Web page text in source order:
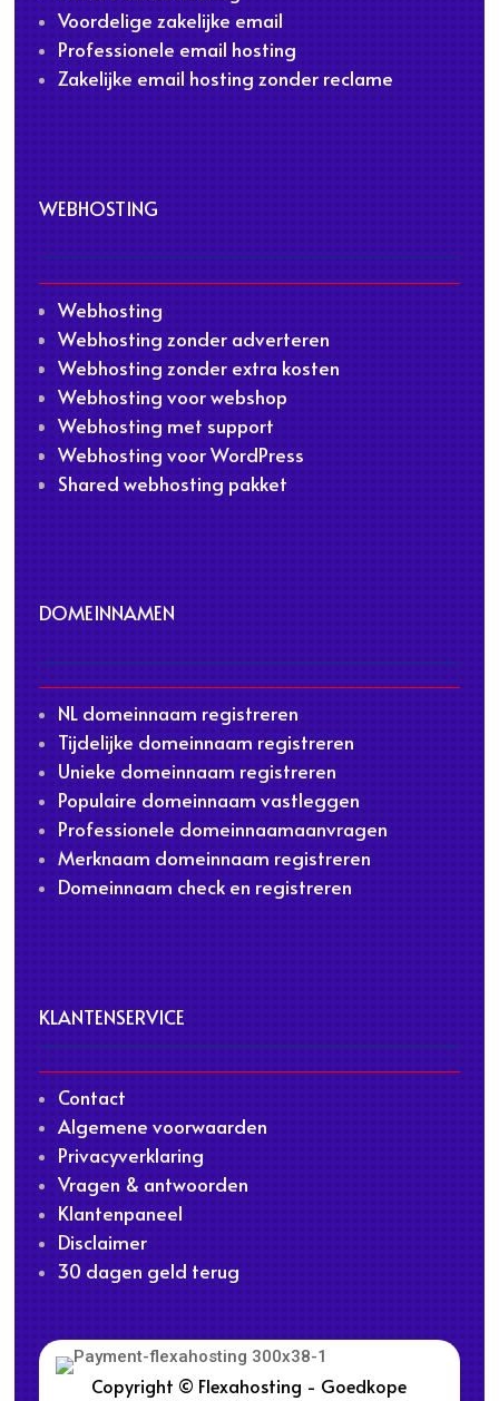
Voordelige zakelijke email
Professionele email hosting
Zakelijke email hosting zonder reclame
WEBHOSTING
Webhosting
Webhosting zonder adverteren
Webhosting zonder extra kosten
Webhosting voor webshop
Webhosting met support
Webhosting voor WordPress
Shared webhosting pakket
DOMEINNAMEN
NL domeinnaam registreren
Tijdelijke domeinnaam registreren
Unieke domeinnaam registreren
Populaire domeinnaam vastleggen
Professionele domeinnaamaanvragen
Merknaam domeinnaam registreren
Domeinnaam check en registreren
KLANTENSERVICE
Contact
Algemene voorwaarden
Privacyverklaring
Vragen & antwoorden
Klantenpaneel
Disclaimer
30 dagen geld terug
Copyright © Flexahosting - Goedkope